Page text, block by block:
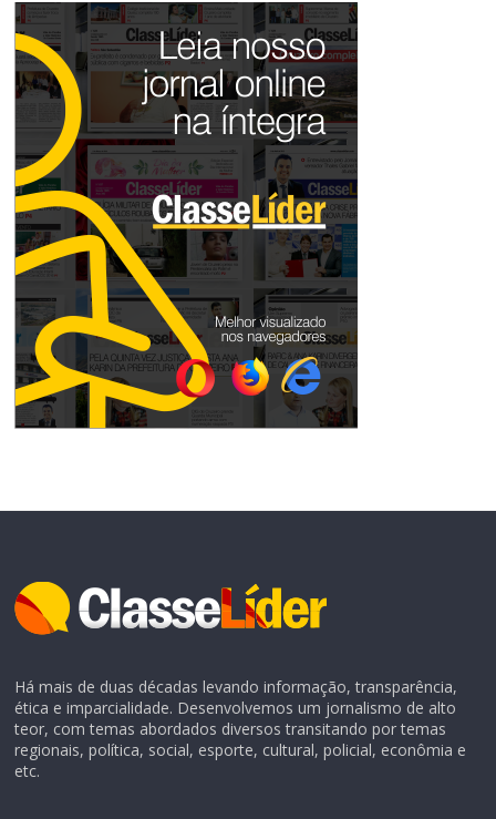
Há mais de duas décadas levando informação, transparência,
ética e imparcialidade. Desenvolvemos um jornalismo de alto
teor, com temas abordados diversos transitando por temas
regionais, política, social, esporte, cultural, policial, econômia e
etc.